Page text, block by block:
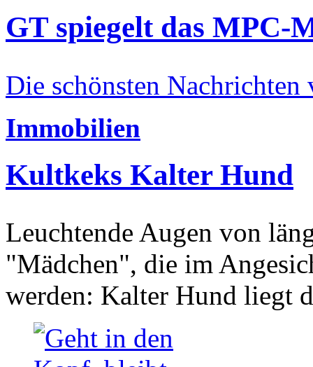
GT spiegelt das MPC-
Die schönsten Nachrichten
Immobilien
Kultkeks Kalter Hund
Leuchtende Augen von
"Mädchen", die im
werden: Kalter Hund liegt